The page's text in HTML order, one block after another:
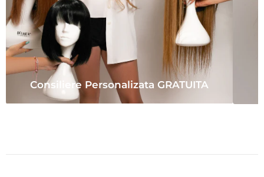
Consiliere Personalizata GRATUITA